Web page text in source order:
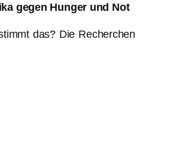
gegen Hunger und Not
das? Die Recherchen